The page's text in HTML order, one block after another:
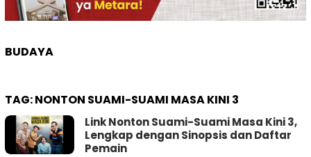
BUDAYA
TAG:NONTON SUAMI-SUAMI MASA KINI 3
Link Nonton Suami-Suami Masa Kini 3,
Lengkap dengan Sinopsis dan Daftar
Pemain